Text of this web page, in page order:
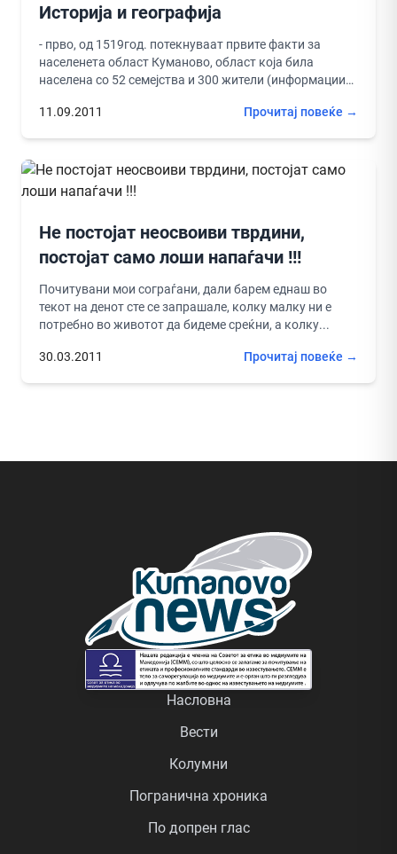
Историја и географија
- прво, од 1519год. потекнуваат првите факти за
населенета област Куманово, област која била
населена со 52 семејства и 300 жители (информациите
11.09.2011
Прочитај повеќе →
Не постојат неосвоиви тврдини,
постојат само лоши напаѓачи !!!
Почитувани мои сограѓани, дали барем еднаш во
текот на денот сте се запрашале, колку малку ни е
потребно во животот да бидеме среќни, а колку...
30.03.2011 Прочитај повеќе →
Насловна
Вести
Колумни
Погранична хроника
По допрен глас